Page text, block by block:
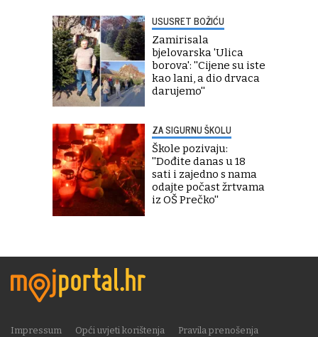
USUSRET BOŽIĆU
Zamirisala
bjelovarska 'Ulica
borova': ''Cijene su iste
kao lani, a dio drvaca
darujemo''
ZA SIGURNU ŠKOLU
Škole pozivaju:
''Dođite danas u 18
sati i zajedno s nama
odajte počast žrtvama
iz OŠ Prečko''
Impressum Opći uvjeti korištenja
Pravila prenošenja